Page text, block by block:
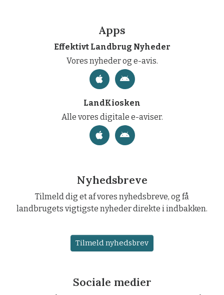
Apps
Effektivt Landbrug Nyheder
Vores nyheder og e-avis.
LandKiosken
Alle vores digitale e-aviser.
Nyhedsbreve
Tilmeld dig et af vores nyhedsbreve, og få
landbrugets vigtigste nyheder direkte i indbakken.
Tilmeld nyhedsbrev
Sociale medier